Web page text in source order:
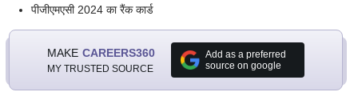
पीजीएमएसी 2024 का रैंक कार्ड
MAKE CAREERS360
MY TRUSTED SOURCE
Add as a preferred
source on google